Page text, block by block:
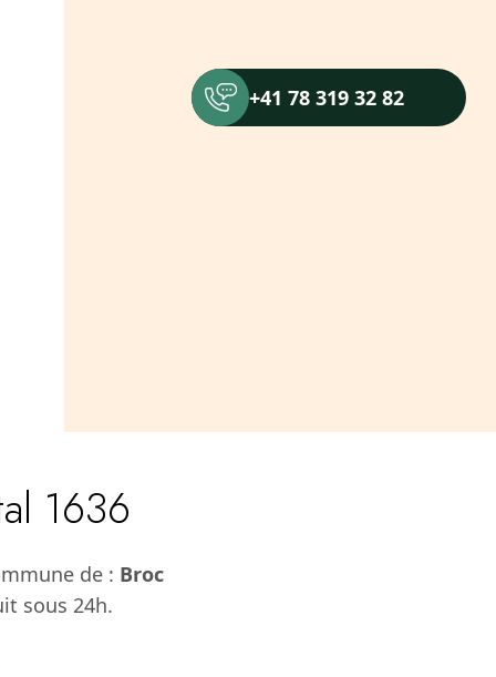
+41 78 319 32 82
1636
de : Broc
sous 24h.